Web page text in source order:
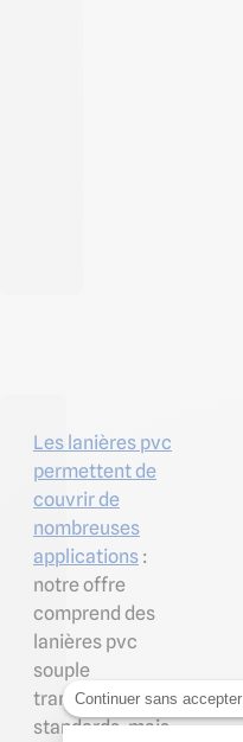
Les lanières pvc
permettent de
couvrir de
nombreuses
applications :
notre offre
comprend des
lanières pvc
souple
transparentes et
standards, mais
Continuer sans accepter